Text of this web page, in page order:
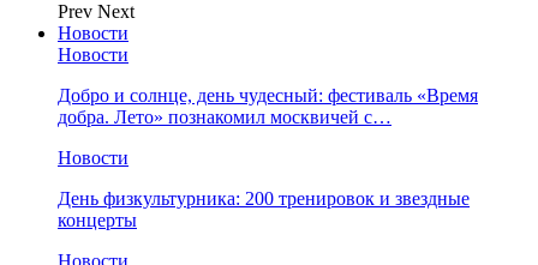
Prev Next
Новости
Новости
Добро и солнце, день чудесный: фестиваль «Время
добра. Лето» познакомил москвичей с…
Новости
День физкультурника: 200 тренировок и звездные
концерты
Новости